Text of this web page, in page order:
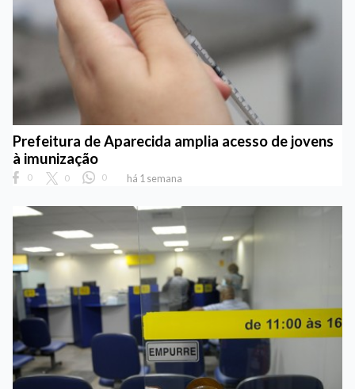
Prefeitura de Aparecida amplia acesso de jovens
à imunização
0 0 0 há 1 semana